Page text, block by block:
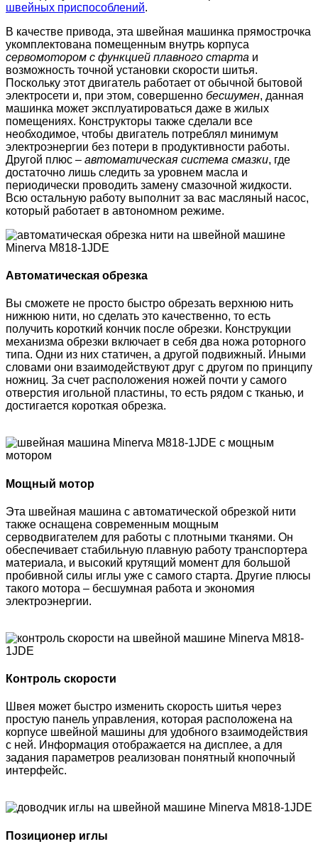
швейных приспособлений.
В качестве привода, эта швейная машинка прямострочка
укомплектована помещенным внутрь корпуса
сервомотором с функцией плавного старта и
возможность точной установки скорости шитья.
Поскольку этот двигатель работает от обычной бытовой
электросети и, при этом, совершенно бесшумен, данная
машинка может эксплуатироваться даже в жилых
помещениях. Конструкторы также сделали все
необходимое, чтобы двигатель потреблял минимум
электроэнергии без потери в продуктивности работы.
Другой плюс – автоматическая система смазки, где
достаточно лишь следить за уровнем масла и
периодически проводить замену смазочной жидкости.
Всю остальную работу выполнит за вас масляный насос,
который работает в автономном режиме.
Автоматическая обрезка
Вы сможете не просто быстро обрезать верхнюю нить
нижнюю нити, но сделать это качественно, то есть
получить короткий кончик после обрезки. Конструкции
механизма обрезки включает в себя два ножа роторного
типа. Одни из них статичен, а другой подвижный. Иными
словами они взаимодействуют друг с другом по принципу
ножниц. За счет расположения ножей почти у самого
отверстия игольной пластины, то есть рядом с тканью, и
достигается короткая обрезка.
Мощный мотор
Эта швейная машина с автоматической обрезкой нити
также оснащена современным мощным
серводвигателем для работы с плотными тканями. Он
обеспечивает стабильную плавную работу транспортера
материала, и высокий крутящий момент для большой
пробивной силы иглы уже с самого старта. Другие плюсы
такого мотора – бесшумная работа и экономия
электроэнергии.
Контроль скорости
Швея может быстро изменить скорость шитья через
простую панель управления, которая расположена на
корпусе швейной машины для удобного взаимодействия
с ней. Информация отображается на дисплее, а для
задания параметров реализован понятный кнопочный
интерфейс.
Позиционер иглы